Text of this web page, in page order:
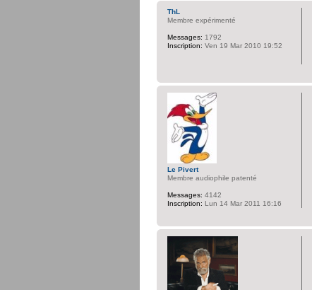
ThL
Membre expérimenté
Messages: 1792
Inscription: Ven 19 Mar 2010 19:52
Le Pivert
Membre audiophile patenté
Messages: 4142
Inscription: Lun 14 Mar 2011 16:16